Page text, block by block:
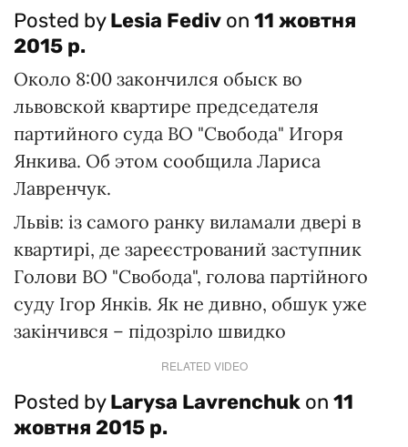
Posted byLesia Fediv on 11 жовтня
2015 р.
Около 8:00 закончился обыск во
львовской квартире председателя
партийного суда ВО "Свобода" Игоря
Янкива. Об этом сообщила Лариса
Лавренчук.
Львів: із самого ранку виламали двері в
квартирі, де зареєстрований заступник
Голови ВО "Свобода", голова партійного
суду Ігор Янків. Як не дивно, обшук уже
закінчився – підозріло швидко
RELATED VIDEO
Posted byLarysa Lavrenchuk on 11
жовтня 2015 р.